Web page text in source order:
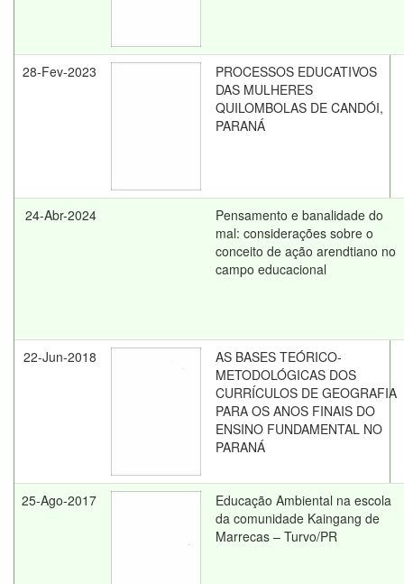
28-Fev-2023
PROCESSOS EDUCATIVOS
DAS MULHERES
QUILOMBOLAS DE CANDÓI,
PARANÁ
24-Abr-2024
Pensamento e banalidade do
mal: considerações sobre o
conceito de ação arendtiano no
campo educacional
22-Jun-2018
AS BASES TEÓRICO-
METODOLÓGICAS DOS
CURRÍCULOS DE GEOGRAFIA
PARA OS ANOS FINAIS DO
ENSINO FUNDAMENTAL NO
PARANÁ
25-Ago-2017
Educação Ambiental na escola
da comunidade Kaingang de
Marrecas – Turvo/PR